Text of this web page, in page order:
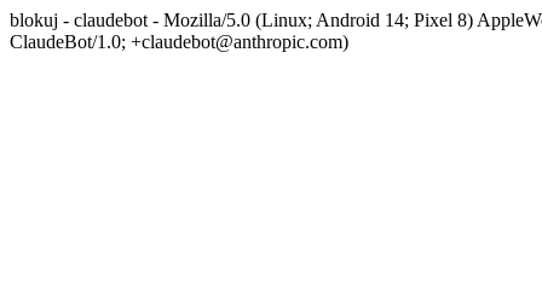
blokuj - claudebot - Mozilla/5.0 (Linux; Android 14; Pixel 8)
ClaudeBot/1.0; +claudebot@anthropic.com)